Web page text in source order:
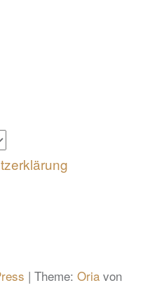
| Theme: Oria von